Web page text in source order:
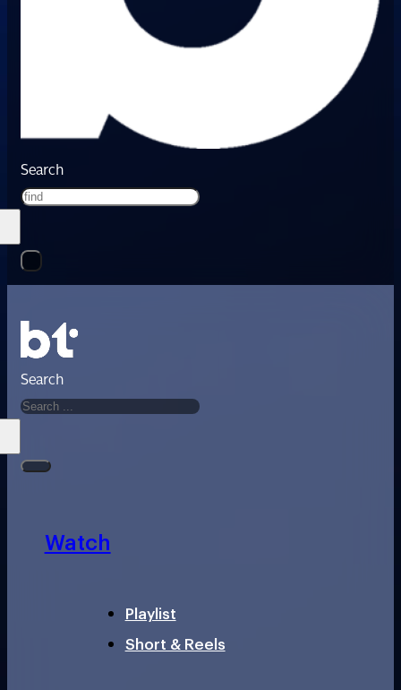
Search
Search
Watch
Playlist
Short & Reels